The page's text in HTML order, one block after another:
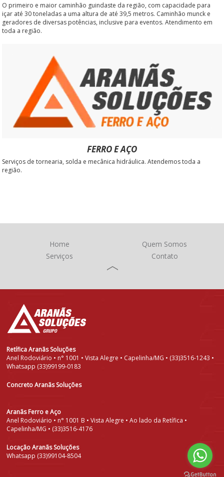
O primeiro e maior caminhão guindaste da região, com capacidade para
içar até 30 toneladas a uma altura de até 39,5 metros. Caminhão munck e
geradores de diversas potências, inclusive para eventos. Atendimento em
toda a região.
FERRO E AÇO
Serviços de tornearia, solda e mecânica hidráulica. Atendemos toda a
região.
Home
Quem Somos
Serviços
Contato
Retífica Aranãs Soluções
Anel Rodoviário • n° 1001 • Vista Alegre • Capelinha/MG • (33)3516-1243 •
Whatsapp (33)99199-0183
Concreto Aranãs Soluções
Aranãs Ferro e Aço
Anel Rodoviário • n° 1001 B • Vista Alegre • Ao lado da Retífica •
Capelinha/MG • (33)3516-4176
Locação Aranãs Soluções
Whatsapp (33)99104-8504